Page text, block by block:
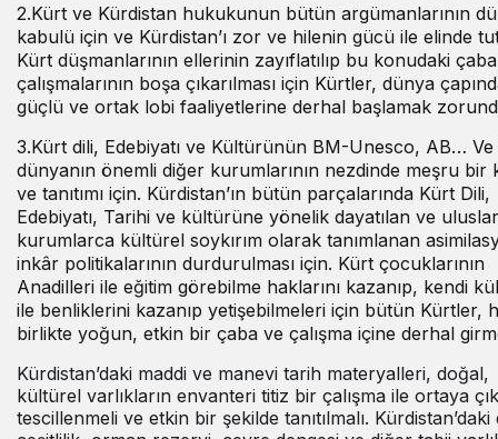
2.Kürt ve Kürdistan hukukunun bütün argümanlarının
kabulü için ve Kürdistan’ı zor ve hilenin gücü ile elinde
Kürt düşmanlarının ellerinin zayıflatılıp bu konudaki
çalışmalarının boşa çıkarılması için Kürtler, dünya
güçlü ve ortak lobi faaliyetlerine derhal başlamak
3.Kürt dili, Edebiyatı ve Kültürünün BM-Unesco, AB… Ve
dünyanın önemli diğer kurumlarının nezdinde meşru bir
ve tanıtımı için. Kürdistan’ın bütün parçalarında Kürt Dili,
Edebiyatı, Tarihi ve kültürüne yönelik dayatılan ve
kurumlarca kültürel soykırım olarak tanımlanan
inkâr politikalarının durdurulması için. Kürt çocuklarının
Anadilleri ile eğitim görebilme haklarını kazanıp, kendi
ile benliklerini kazanıp yetişebilmeleri için bütün Kürtler,
birlikte yoğun, etkin bir çaba ve çalışma içine derhal
Kürdistan’daki maddi ve manevi tarih materyalleri, doğal,
kültürel varlıkların envanteri titiz bir çalışma ile ortaya
tescillenmeli ve etkin bir şekilde tanıtılmalı.